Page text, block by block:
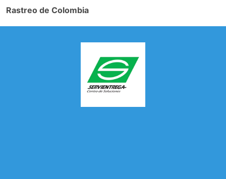
Rastreo de Colombia